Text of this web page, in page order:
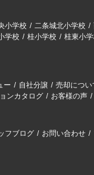
小学校 二条城北小学校
学校 桂小学校 桂東小
ー 自社分譲 売却につい
ンカタログ お客様の声
フブログ お問い合わせ